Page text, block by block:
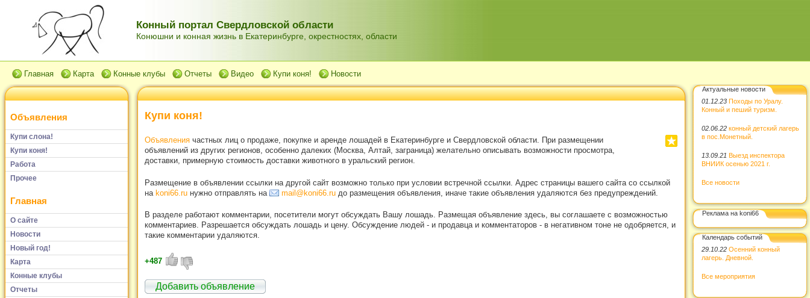
Конный портал Свердловской области
Конюшни и конная жизнь в Екатеринбурге, окрестностях, области
Главная Карта Конные клубы Отчеты Видео Купи коня! Новости
Объявления
Купи слона!
Купи коня!
Работа
Прочее
Главная
О сайте
Новости
Новый год!
Карта
Конные клубы
Отчеты
Купи коня!
Объявления частных лиц о продаже, покупке и аренде лошадей в Екатеринбурге и Свердловской области. При размещении
объявлений из других регионов, особенно далеких (Москва, Алтай, заграница) желательно описывать возможности просмотра,
доставки, примерную стоимость доставки животного в уральский регион.
Размещение в объявлении ссылки на другой сайт возможно только при условии встречной ссылки. Адрес страницы вашего сайта со ссылкой
на koni66.ru нужно отправлять на mail@koni66.ru до размещения объявления, иначе такие объявления удаляются без предупреждений.
В разделе работают комментарии, посетители могут обсуждать Вашу лошадь. Размещая объявление здесь, вы соглашаете с возможностью
комментариев. Разрешается обсуждать лошадь и цену. Обсуждение людей - и продавца и комментаторов - в негативном тоне не одобряется, и
такие комментарии удаляются.
+487
Добавить объявление
Актуальные новости
01.12.23 Походы по Уралу.
Конный и пеший туризм.
02.06.22 конный детский лагерь
в пос.Монетный.
13.09.21 Выезд инспектора
ВНИИК осенью 2021 г.
Все новости
Реклама на koni66
Календарь событий
29.10.22 Осенний конный
лагерь. Дневной.
Все мероприятия